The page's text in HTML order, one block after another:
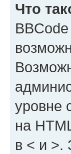
Что
уровне
на
в < и >.